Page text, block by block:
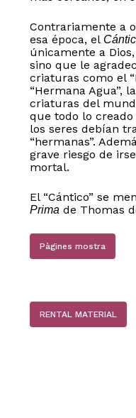
No hay
Contrariamente a
esa época, el
únicamente a
sino que le
criaturas como el
“Hermana Agua”,
criaturas del
que todo lo
los seres debían
“hermanas”.
grave riesgo de
mortal.
El “Cántico” se
Primade Thomas
Pàgines mostra
RENTAL MATERIAL